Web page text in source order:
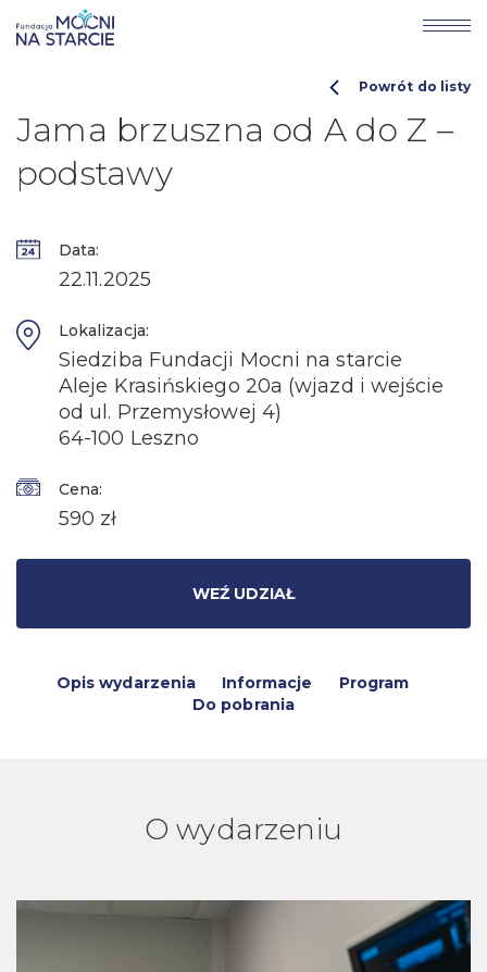
Jama brzuszna od A do Z –
podstawy
Powrót do listy
Data:
22.11.2025
Lokalizacja:
Siedziba Fundacji Mocni na starcie
Aleje Krasińskiego 20a (wjazd i wejście
od ul. Przemysłowej 4)
64-100 Leszno
Cena:
590 zł
WEŹ UDZIAŁ
Opis wydarzenia Informacje
Program
Do pobrania
O wydarzeniu